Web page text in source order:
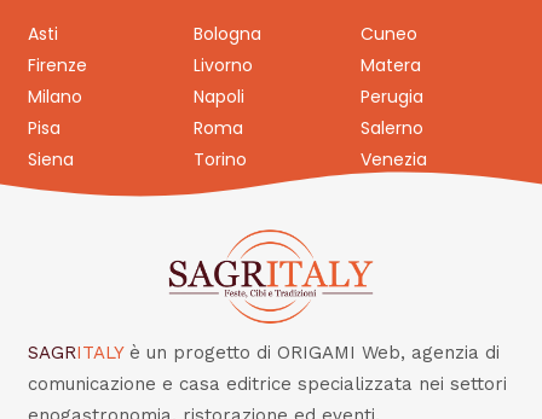
Asti Bologna
Cuneo
Firenze
Livorno
Matera
Milano
Napoli
Perugia
Pisa
Roma
Salerno
Siena
Torino Venezia
SAGRITALY è un progetto di ORIGAMI Web, agenzia di
comunicazione e casa editrice specializzata nei settori